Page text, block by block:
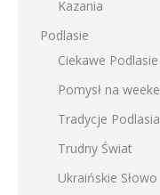
Kazania
Podlasie
Ciekawe Podlasie
Pomysł na
Tradycje Podlasia
Trudny Świat
Ukraińskie Słowo